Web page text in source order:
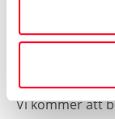
andra parten.
för en opartisk
Vi kommer att